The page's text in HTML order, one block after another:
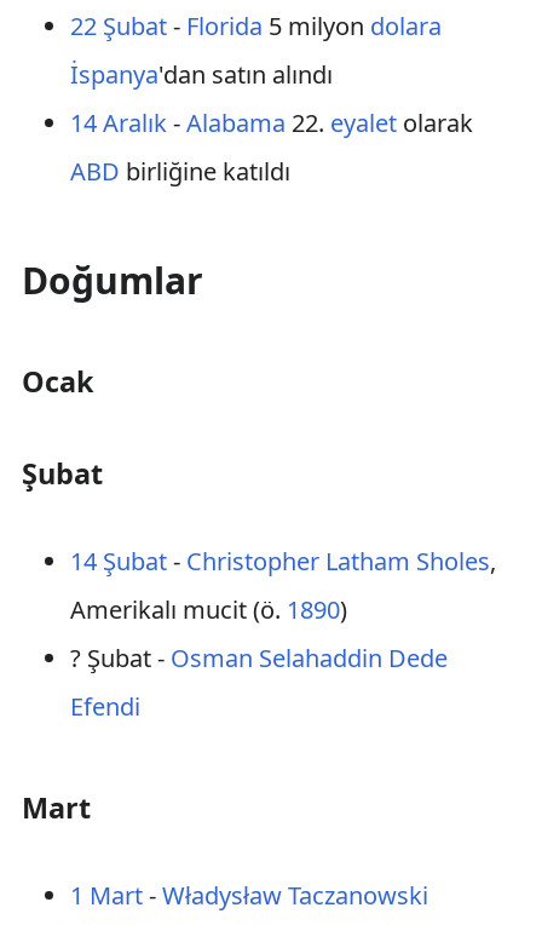
22 Şubat- Florida 5 milyon dolara
İspanya'dan satın alındı
14 Aralık-Alabama 22. eyaletolarak
ABD birliğine katıldı
Doğumlar
Ocak
Şubat
14 Şubat- Christopher Latham Sholes,
Amerikalı mucit (ö. 1890)
? Şubat - Osman Selahaddin Dede
Efendi
Mart
1 Mart-Władysław Taczanowski